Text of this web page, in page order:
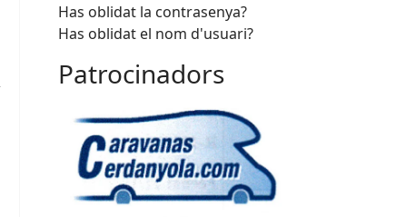
Has oblidat la contrasenya?
Has oblidat el nom d'usuari?
Patrocinadors